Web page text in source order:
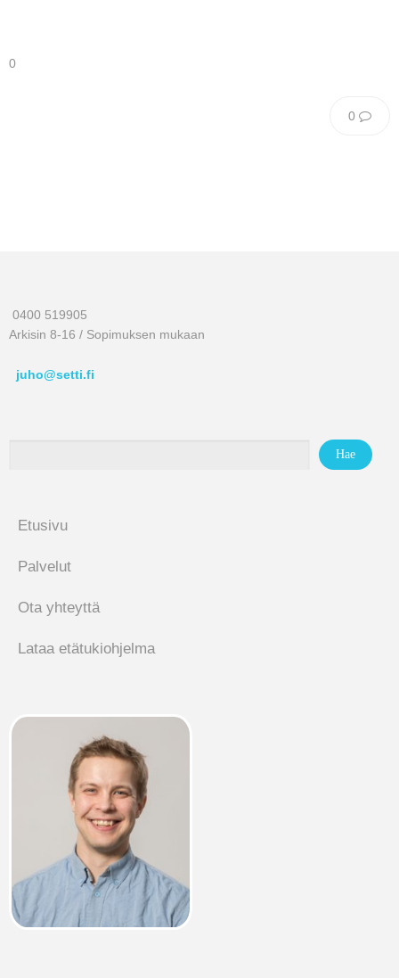
0
0
0400 519905
Arkisin 8-16 / Sopimuksen mukaan
juho@setti.fi
Etusivu
Palvelut
Ota yhteyttä
Lataa etätukiohjelma